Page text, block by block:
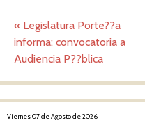
Post navigation
« Legislatura Porte??a
informa: convocatoria a
Audiencia P??blica
Viernes 07 de Agosto de 2026